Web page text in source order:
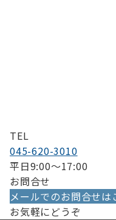
TEL
045-620-3010
平日9:00〜17:00
お問合せ
メールでのお問合せは
お気軽にどうぞ